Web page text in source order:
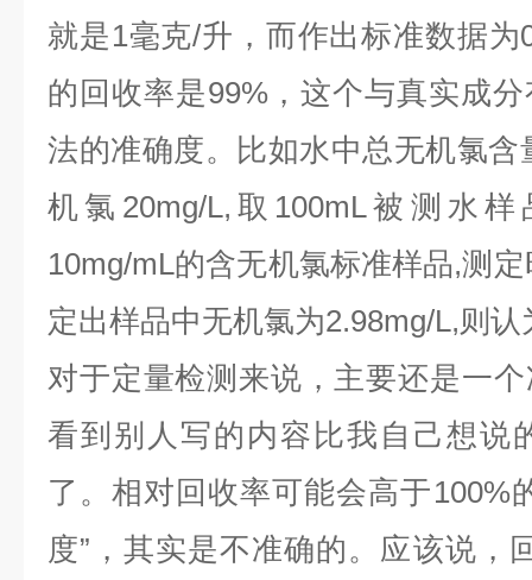
就是1毫克/升，而作出标准数据
的回收率是99%，这个与真实成
法的准确度。比如水中总无机氯
机氯20mg/L,取100mL被测水
10mg/mL的含无机氯标准样品,测
定出样品中无机氯为2.98mg/L,则
对于定量检测来说，主要还是一
看到别人写的内容比我自己想说
了。相对回收率可能会高于100%
度”，其实是不准确的。应该说，